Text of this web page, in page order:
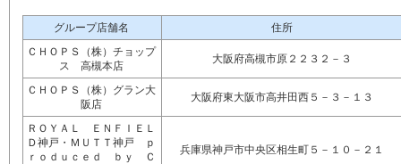
グループ店舗名
住所
ＣＨＯＰＳ（株）チョップ
ス 高槻本店
大阪府高槻市原２２３２－３
ＣＨＯＰＳ（株）グラン大
阪店
大阪府東大阪市高井田西５－３－１３
ＲＯＹＡＬ ＥＮＦＩＥＬ
Ｄ神戸・ＭＵＴＴ神戸 ｐ
ｒｏｄｕｃｅｄ ｂｙ Ｃ
兵庫県神戸市中央区相生町５－１０－２１